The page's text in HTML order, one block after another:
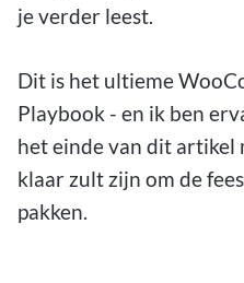
je verder leest.
Dit is het ultieme
Playbook - en ik ben
het einde van dit artikel
klaar zult zijn om de
pakken.